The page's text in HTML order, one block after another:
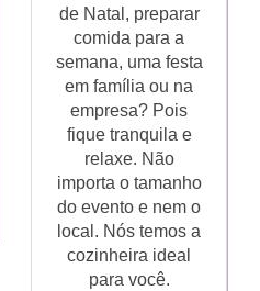
de Natal, preparar
comida para a
semana, uma festa
em família ou na
empresa? Pois
fique tranquila e
relaxe. Não
importa o tamanho
do evento e nem o
local. Nós temos a
cozinheira ideal
para você.